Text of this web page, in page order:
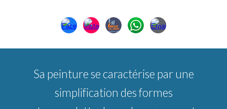
Sa peinture se caractérise par une
simplification des formes